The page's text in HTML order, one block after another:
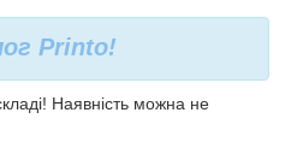
Printo!
Наявність можна не